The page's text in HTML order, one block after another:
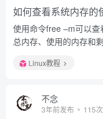
如何查看系统内存的
使用命令free –m可以
总内存、使用的内存和
Linux教程
不念
3年前发布 115